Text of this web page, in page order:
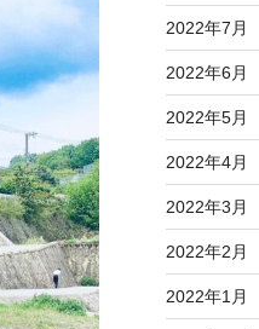
2022年7月
2022年6月
2022年5月
2022年4月
2022年3月
2022年2月
2022年1月